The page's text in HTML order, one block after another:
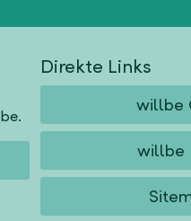
Direkte Links
willbe
willbe